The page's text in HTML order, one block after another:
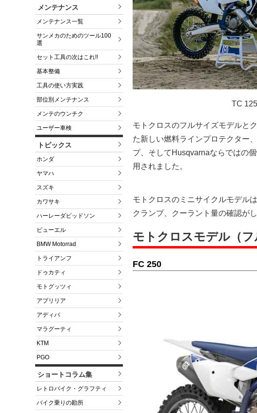
メンテナンス
メンテナンス一覧
サンメカのためのツール100
選
セット工具の次はこれ!!
基本整備
工具の使い方実践
部位別メンテナンス
メンテのウンチク
ユーザー車検
トピックス
ホンダ
ヤマハ
スズキ
カワサキ
ハーレーダビッドソン
ビューエル
BMW Motorrad
トライアンフ
ドゥカティ
モトグッツィ
アプリリア
アディバ
マラグーティ
KTM
PGO
ショートコラム集
レトロバイク・グラフティ
バイク乗りの勘所
TC
モトクロスのフルサイズモデルと
た新しい燃料ラインプロテクター
プ、そしてHusqvarnaならではの
用されました。
モトクロスのミニサイクルモデル
クランプ、クーラント量の確認が
モトクロスモデル（フ
FC 250